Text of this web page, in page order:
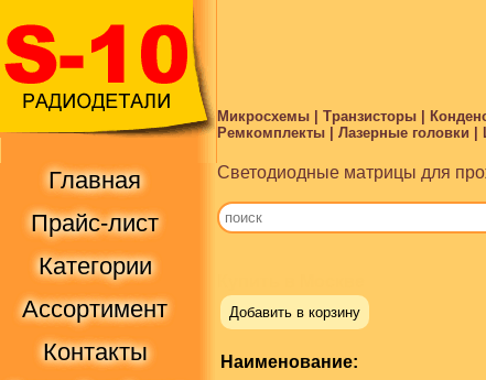
Микросхемы | Транзисторы |
Ремкомплекты | Лазерные головки |
Главная
Прайс-лист
Категории
Ассортимент
Контакты
Светодиодные матрицы для
Добавить в корзину
Наименование: